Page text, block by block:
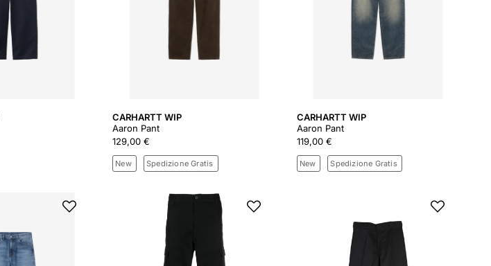
CARHARTT WIP
Aaron Pant
129,00 €
New Spedizione Gratis
CARHARTT WIP
Aaron Pant
119,00 €
New Spedizione Gratis